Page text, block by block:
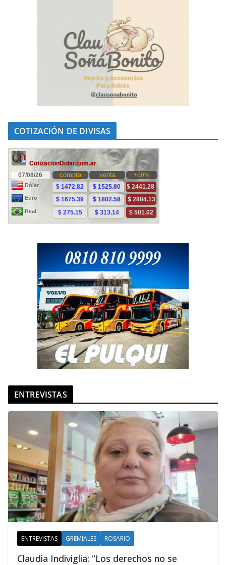
COTIZACIÓN DE DIVISAS
ENTREVISTAS
ENTREVISTAS GREMIALES ROSARIO
Claudia Indiviglia: “Los derechos no se